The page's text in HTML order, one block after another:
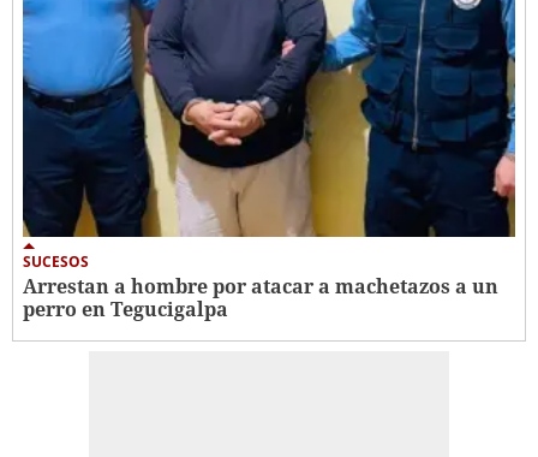
SUCESOS
Arrestan a hombre por atacar a machetazos a un
perro en Tegucigalpa